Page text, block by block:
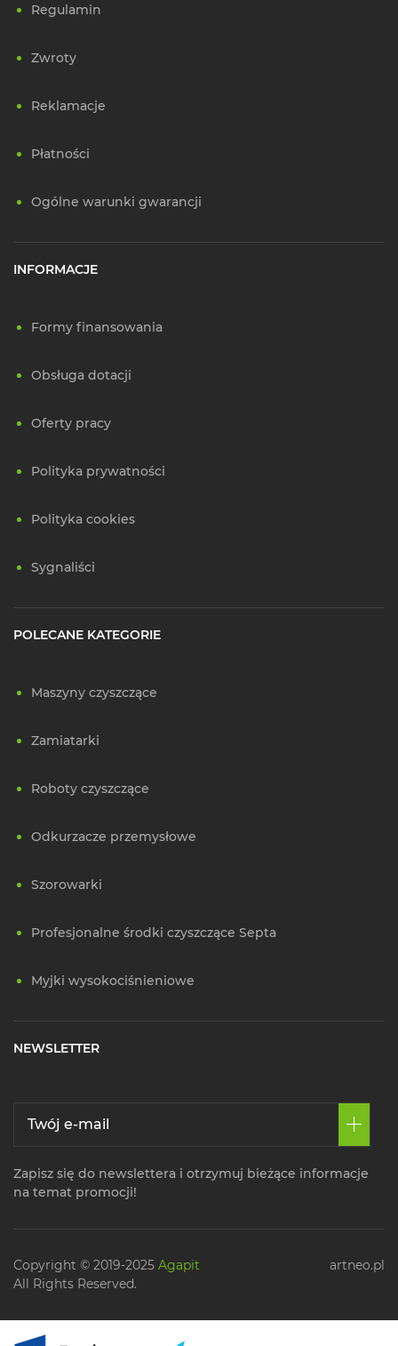
Regulamin
Zwroty
Reklamacje
Płatności
Ogólne warunki gwarancji
INFORMACJE
Formy finansowania
Obsługa dotacji
Oferty pracy
Polityka prywatności
Polityka cookies
Sygnaliści
POLECANE KATEGORIE
Maszyny czyszczące
Zamiatarki
Roboty czyszczące
Odkurzacze przemysłowe
Szorowarki
Profesjonalne środki czyszczące Septa
Myjki wysokociśnieniowe
NEWSLETTER
Zapisz się do newslettera i otrzymuj bieżące informacje
na temat promocji!
Copyright © 2019-2025 Agapit
All Rights Reserved.
artneo.pl